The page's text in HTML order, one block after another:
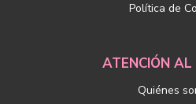
Política de
ATENCIÓN AL
Quiénes